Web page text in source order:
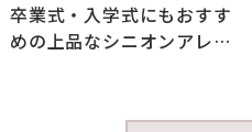
卒業式・入学式にもおすす
めの上品なシニオンアレン